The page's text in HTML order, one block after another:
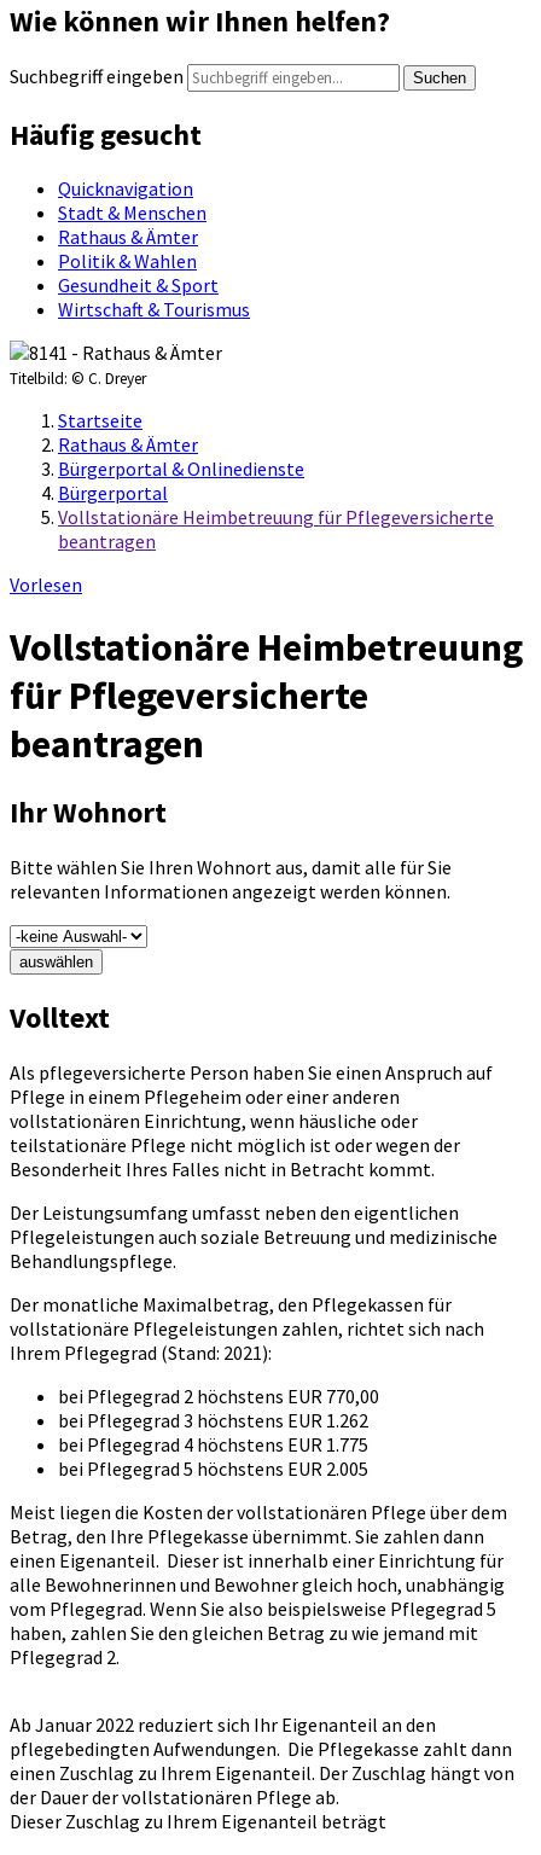
Wie können wir Ihnen helfen?
Suchbegriff eingeben Suchen
Häufig gesucht
Quicknavigation
Stadt & Menschen
Rathaus & Ämter
Politik & Wahlen
Gesundheit & Sport
Wirtschaft & Tourismus
Titelbild: © C. Dreyer
Startseite
Rathaus & Ämter
Bürgerportal & Onlinedienste
Bürgerportal
Vollstationäre Heimbetreuung für Pflegeversicherte
beantragen
Vorlesen
Vollstationäre Heimbetreuung
für Pflegeversicherte
beantragen
Ihr Wohnort
Bitte wählen Sie Ihren Wohnort aus, damit alle für Sie
relevanten Informationen angezeigt werden können.
auswählen
Volltext
Als pflegeversicherte Person haben Sie einen Anspruch auf
Pflege in einem Pflegeheim oder einer anderen
vollstationären Einrichtung, wenn häusliche oder
teilstationäre Pflege nicht möglich ist oder wegen der
Besonderheit Ihres Falles nicht in Betracht kommt.
Der Leistungsumfang umfasst neben den eigentlichen
Pflegeleistungen auch soziale Betreuung und medizinische
Behandlungspflege.
Der monatliche Maximalbetrag, den Pflegekassen für
vollstationäre Pflegeleistungen zahlen, richtet sich nach
Ihrem Pflegegrad (Stand: 2021):
bei Pflegegrad 2 höchstens EUR 770,00
bei Pflegegrad 3 höchstens EUR 1.262
bei Pflegegrad 4 höchstens EUR 1.775
bei Pflegegrad 5 höchstens EUR 2.005
Meist liegen die Kosten der vollstationären Pflege über dem
Betrag, den Ihre Pflegekasse übernimmt. Sie zahlen dann
einen Eigenanteil. Dieser ist innerhalb einer Einrichtung für
alle Bewohnerinnen und Bewohner gleich hoch, unabhängig
vom Pflegegrad. Wenn Sie also beispielsweise Pflegegrad 5
haben, zahlen Sie den gleichen Betrag zu wie jemand mit
Pflegegrad 2.
Ab Januar 2022 reduziert sich Ihr Eigenanteil an den
pflegebedingten Aufwendungen. Die Pflegekasse zahlt dann
einen Zuschlag zu Ihrem Eigenanteil. Der Zuschlag hängt von
der Dauer der vollstationären Pflege ab.
Dieser Zuschlag zu Ihrem Eigenanteil beträgt